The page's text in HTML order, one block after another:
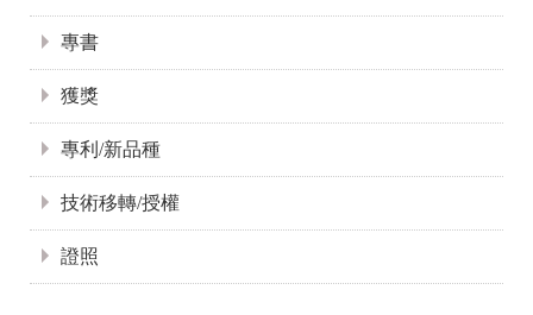
專書
獲獎
專利/新品種
技術移轉/授權
證照